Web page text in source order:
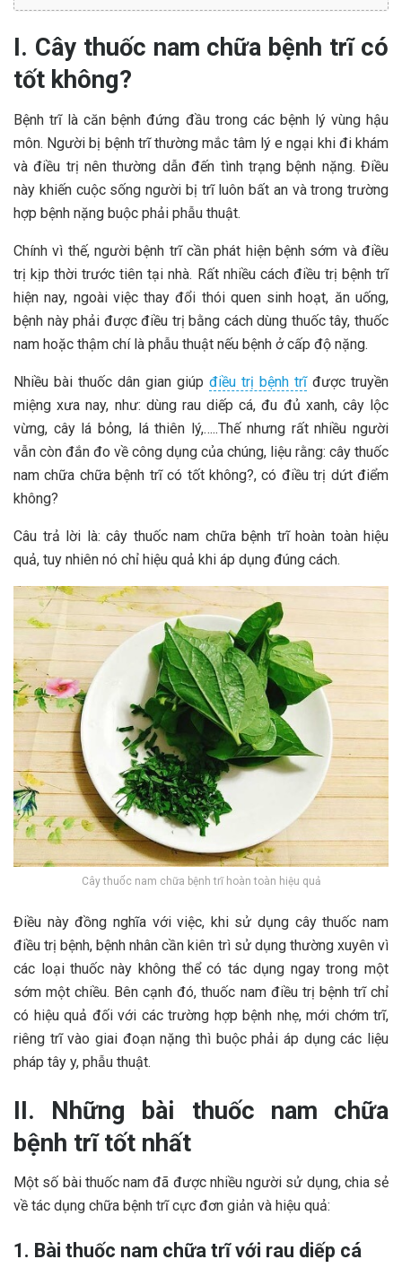
I. Cây thuốc nam chữa bệnh trĩ có
tốt không?
Bệnh trĩ là căn bệnh đứng đầu trong các bệnh lý vùng hậu
môn. Người bị bệnh trĩ thường mắc tâm lý e ngại khi đi khám
và điều trị nên thường dẫn đến tình trạng bệnh nặng. Điều
này khiến cuộc sống người bị trĩ luôn bất an và trong trường
hợp bệnh nặng buộc phải phẫu thuật.
Chính vì thế, người bệnh trĩ cần phát hiện bệnh sớm và điều
trị kịp thời trước tiên tại nhà. Rất nhiều cách điều trị bệnh trĩ
hiện nay, ngoài việc thay đổi thói quen sinh hoạt, ăn uống,
bệnh này phải được điều trị bằng cách dùng thuốc tây, thuốc
nam hoặc thậm chí là phẫu thuật nếu bệnh ở cấp độ nặng.
Nhiều bài thuốc dân gian giúp điều trị bệnh trĩđược truyền
miệng xưa nay, như: dùng rau diếp cá, đu đủ xanh, cây lộc
vừng, cây lá bỏng, lá thiên lý,…..Thế nhưng rất nhiều người
vẫn còn đắn đo về công dụng của chúng, liệu rằng: cây thuốc
nam chữa chữa bệnh trĩ có tốt không?, có điều trị dứt điểm
không?
Câu trả lời là: cây thuốc nam chữa bệnh trĩ hoàn toàn hiệu
quả, tuy nhiên nó chỉ hiệu quả khi áp dụng đúng cách.
Cây thuốc nam chữa bệnh trĩ hoàn toàn hiệu quả
Điều này đồng nghĩa với việc, khi sử dụng cây thuốc nam
điều trị bệnh, bệnh nhân cần kiên trì sử dụng thường xuyên vì
các loại thuốc này không thể có tác dụng ngay trong một
sớm một chiều. Bên cạnh đó, thuốc nam điều trị bệnh trĩ chỉ
có hiệu quả đối với các trường hợp bệnh nhẹ, mới chớm trĩ,
riêng trĩ vào giai đoạn nặng thì buộc phải áp dụng các liệu
pháp tây y, phẫu thuật.
II. Những bài thuốc nam chữa
bệnh trĩ tốt nhất
Một số bài thuốc nam đã được nhiều người sử dụng, chia sẻ
về tác dụng chữa bệnh trĩ cực đơn giản và hiệu quả:
1. Bài thuốc nam chữa trĩ với rau diếp cá